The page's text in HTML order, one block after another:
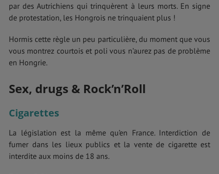
par des Autrichiens qui trinquèrent à leurs morts. En signe
de protestation, les Hongrois ne trinquaient plus !
Hormis cette règle un peu particulière, du moment que vous
vous montrez courtois et poli vous n’aurez pas de problème
en Hongrie.
Sex, drugs & Rock’n’Roll
Cigarettes
La législation est la même qu’en France. Interdiction de
fumer dans les lieux publics et la vente de cigarette est
interdite aux moins de 18 ans.